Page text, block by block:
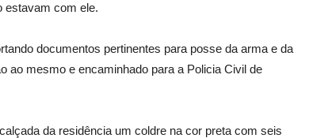
estavam com ele.
documentos pertinentes para posse da arma e da
ao mesmo e encaminhado para a Policia Civil de
da residência um coldre na cor preta com seis